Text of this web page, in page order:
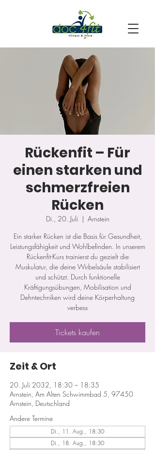
Rückenfit – Für
einen starken und
schmerzfreien
Rücken
Di., 20. Juli
  |
Arnstein
Ein starker Rücken ist die Basis für Gesundheit,
Leistungsfähigkeit und Wohlbefinden. In unserem
Rückenfit-Kurs trainierst du gezielt die
Muskulatur, die deine Wirbelsäule stabilisiert
und schützt. Durch funktionelle
Kräftigungsübungen, Mobilisation und
Dehntechniken wird deine Körperhaltung
verbess
Tickets kaufen
Zeit & Ort
20. Juli 2032, 18:30 – 18:35
Arnstein, Am Alten Schwimmbad 5, 97450
Arnstein, Deutschland
Andere Termine
Di., 11. Aug., 18:30
Di., 18. Aug., 18:30